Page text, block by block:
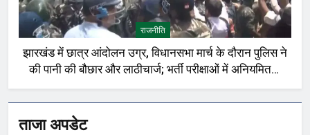
राजनीति
झारखंड में छात्र आंदोलन उग्र, विधानसभा मार्च के दौरान पुलिस ने
की पानी की बौछार और लाठीचार्ज; भर्ती परीक्षाओं में अनियमितता
को लेकर प्रदर्शन
ताजा अपडेट